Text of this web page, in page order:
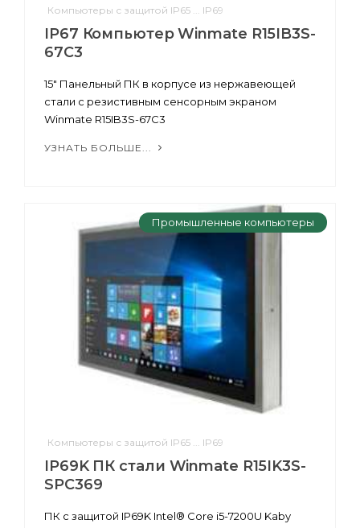
Компьютеры с защитой IP65 ... IP69
IP67 Компьютер Winmate R15IB3S-
67C3
15" Панельный ПК в корпусе из нержавеющей
стали с резистивным сенсорным экраном
Winmate R15IB3S-67C3
УЗНАТЬ БОЛЬШЕ...
Промышленные компьютеры
Компьютеры с защитой IP65 ... IP69
IP69K ПК стали Winmate R15IK3S-
SPC369
ПК с защитой IP69K Intel® Core i5-7200U Kaby